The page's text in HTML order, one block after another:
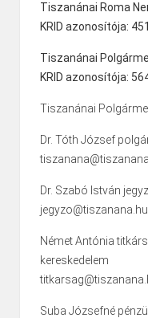
Tiszanánai Roma
KRID azonosítója:
Tiszanánai
KRID azonosítója:
Tiszanánai
Dr. Tóth József
Dr. Szabó István
jegyzo@tiszanana.hu
Német Antónia
kereskedelem
Suba Józsefné